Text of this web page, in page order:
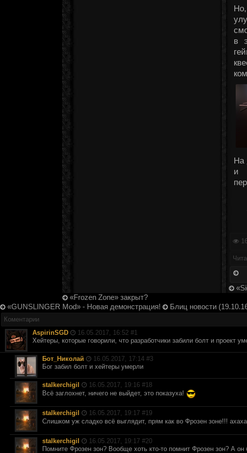
в
На
и
«Frozen Zone» закрыт?
«GUNSLINGER Mod» - Новая демонстрация!
Блиц новости
Коментарии
AspirinSGD
16.05.2017, 16:52 #1
Хейтеры, которые говорили, что разработчики забили болт и проект
Бот_Николай 16.05.2017, 17:14 #3
Бог забил болт и хейтеры умерли
stalkerchigil 16.05.2017, 19:16 #18
Всё заглохнет, ничего не выйдет, это показуха!
stalkerchigil 16.05.2017, 19:17 #19
Слишком уж сладко всё выглядит, прям как во Фрозен зоне!!!
stalkerchigil 16.05.2017, 19:17 #20
Помните Фрозен зон? Вообще хоть кто-то помнит Фрозен зон? А он